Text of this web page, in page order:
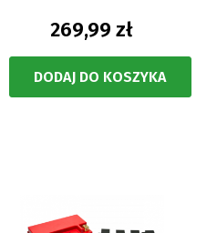
269,99 zł
DODAJ DO KOSZYKA